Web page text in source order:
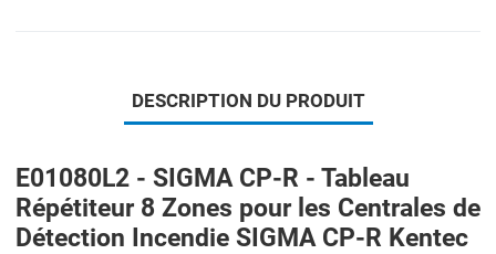
DESCRIPTION DU PRODUIT
E01080L2 - SIGMA CP-R - Tableau
Répétiteur 8 Zones pour les Centrales de
Détection Incendie SIGMA CP-R Kentec